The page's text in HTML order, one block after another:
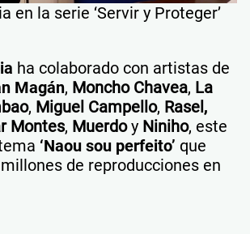
en la serie ‘Servir y Proteger’
ha colaborado con artistas de
Magán, Moncho Chavea, La
, Miguel Campello, Rasel,
Montes, Muerdoy Niniho, este
‘Naou sou perfeito’ que
de reproducciones en